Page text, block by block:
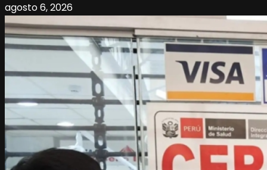
agosto 6, 2026